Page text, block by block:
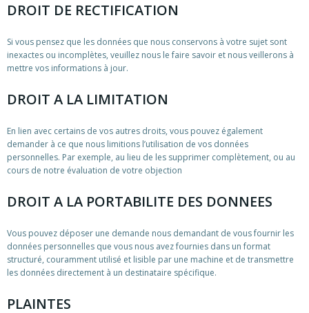
DROIT DE RECTIFICATION
Si vous pensez que les données que nous conservons à votre sujet sont
inexactes ou incomplètes, veuillez nous le faire savoir et nous veillerons à
mettre vos informations à jour.
DROIT A LA LIMITATION
En lien avec certains de vos autres droits, vous pouvez également
demander à ce que nous limitions l’utilisation de vos données
personnelles. Par exemple, au lieu de les supprimer complètement, ou au
cours de notre évaluation de votre objection
DROIT A LA PORTABILITE DES DONNEES
Vous pouvez déposer une demande nous demandant de vous fournir les
données personnelles que vous nous avez fournies dans un format
structuré, couramment utilisé et lisible par une machine et de transmettre
les données directement à un destinataire spécifique.
PLAINTES